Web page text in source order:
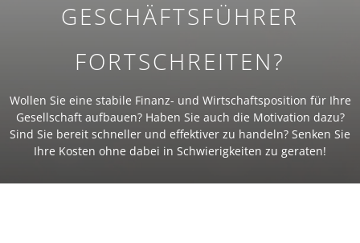
GESCHÄFTSFÜHRER
FORTSCHREITEN?
Wollen Sie eine stabile Finanz- und Wirtschaftsposition für Ihre
Gesellschaft aufbauen? Haben Sie auch die Motivation dazu?
Sind Sie bereit schneller und effektiver zu handeln? Senken Sie
Ihre Kosten ohne dabei in Schwierigkeiten zu geraten!